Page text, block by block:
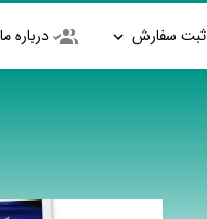
ثبت سفارش درباره ما